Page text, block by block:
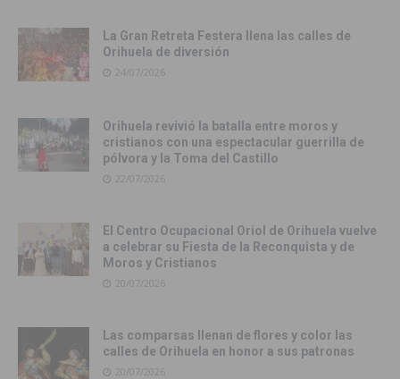
La Gran Retreta Festera llena las calles de
Orihuela de diversión
24/07/2026
Orihuela revivió la batalla entre moros y
cristianos con una espectacular guerrilla de
pólvora y la Toma del Castillo
22/07/2026
El Centro Ocupacional Oriol de Orihuela vuelve
a celebrar su Fiesta de la Reconquista y de
Moros y Cristianos
20/07/2026
Las comparsas llenan de flores y color las
calles de Orihuela en honor a sus patronas
20/07/2026